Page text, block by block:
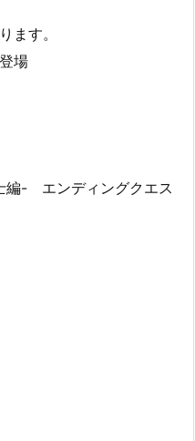
ます。
場
編- エンディングクエス